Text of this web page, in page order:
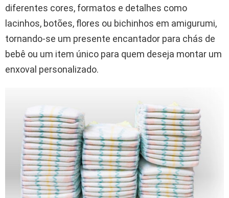
diferentes cores, formatos e detalhes como
lacinhos, botões, flores ou bichinhos em amigurumi,
tornando-se um presente encantador para chás de
bebê ou um item único para quem deseja montar um
enxoval personalizado.